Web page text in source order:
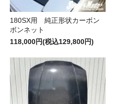
180SX用 純正形状カーボン
ボンネット
118,000円(税込129,800円)